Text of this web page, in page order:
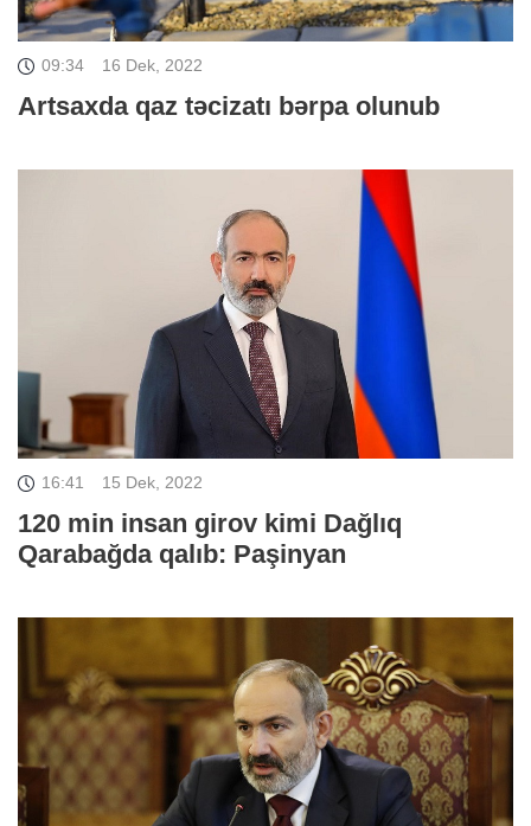
09:34 16 Dek, 2022
Artsaxda qaz təcizatı bərpa olunub
16:41 15 Dek, 2022
120 min insan girov kimi Dağlıq
Qarabağda qalıb: Paşinyan